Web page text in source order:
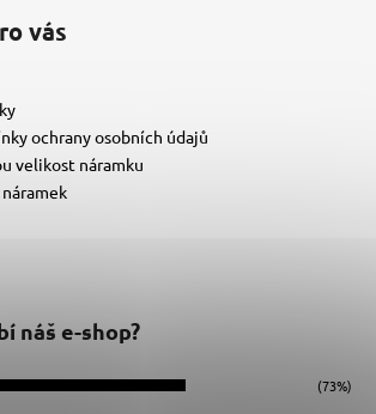
vás
ochrany osobních údajů
velikost náramku
náš e-shop?
(73%)